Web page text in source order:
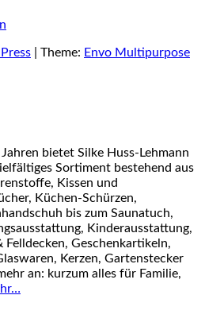
Theme: Envo Multipurpose
bietet Silke Huss-Lehmann
Sortiment bestehend aus
Kissen und
Küchen-Schürzen,
bis zum Saunatuch,
Kinderausstattung,
Felldecken, Geschenkartikeln,
Kerzen, Gartenstecker
an: kurzum alles für Familie,